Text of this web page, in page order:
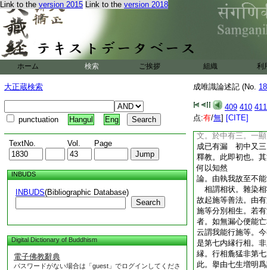
Link to the version 2015 Link to the version 2018
ホーム 検索 ご挨拶 組織 利
大正蔵検索
punctuation Hangul Eng
TextNo. Vol. Page
INBUDS
INBUDS(Bibliographic Database)
Search
Digital Dictionary of Buddhism
電子佛教辭典
パスワードがない場合は「guest」でログインしてくださ
成唯識論述記 (No.
409 410 411
点:有/無] [CITE]
根故有種子者
論。餘法受熏已辨
法受熏。上來已
論。故應別有至同
後。復沈生死起諸
七。不應訶彼。
論。又契經説至彼
我執不有失。於中
者不言有學等。以
此據全分者故
論。謂異生類至而
文。於中有三。一
成已有漏 初中又三
釋教。此即初也。
何以知然
論。由執我故至不
相謂相状。雜染
故起施等善法。由
施等分別相生。若
者。如無漏心便能
云謂我能行施等。
是第七内縁行相。
縁。行相麁猛非第
此。擧由七生増明